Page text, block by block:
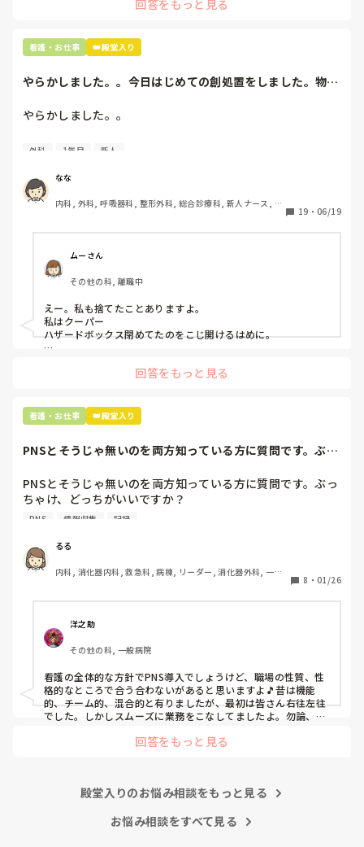
回答をもっと見る
看護・お仕事 👑殿堂入り
やらかしました。。今日はじめての創処置をしました。物品
やらかしました。。
今日はじめての創処置をしました。
ゴミと一緒に、ノリで鑷子達を捨てました。。
患者に使用した物品は使い捨て、という認識が頭の中にあっ
て…。
プリセプターに
「普通鑷子捨てる！？明らかに使い捨てて良いような安物じ
ゃないよね？」
「そんなミスした新人、あなたが初めてだよ」
と言われました。。
たしかに、よくよく考えてみれば
手術室で使った物品も全部滅菌して使いまわすし、
なんで頭回らなかったんだろう😭
市長さんは、
患者さんに迷惑かけたわけじゃないから大丈夫、
自分が情けなくて情けなくて😭
こんなバカな私をせめて笑い飛ばしてください笑
外科 1年目 新人
なな
内科, 外科, 呼吸器科, 整形外科, 総合診療科, 新人ナース, 脳
19 ・ 06/19
ムーさん
その他の科, 離職中
えー。私も捨てたことありますよ。
私はクーパー
ハザードボックス閉めてたのをこじ開けるはめに。
に出しちゃったり。(これは問題か💦)
回答をもっと見る
看護・お仕事 👑殿堂入り
PNSとそうじゃ無いのを両方知っている方に質問です。ぶっ
PNSとそうじゃ無いのを両方知っている方に質問です。ぶっ
ちゃけ、どっちがいいですか？
後、PNSを廃止しました。
私は、そのPNSを廃止した病棟からまだPNSをやっている病
棟に9月に異動してきました。
じざるを得ませんでした。
色々な病棟に入院したことのある患者さんも、「(私が異動
する前の病棟の方が)新人が患者から見てもよく動けてた
よ」と言っていました。
現病棟はPNSだけれども、結局は忙しくて、新人の面倒を見
てられず、清潔ケアや単純に点滴を繋げてくるなど、簡単な
仕事しか新人にさせていませんでした。PNSを廃止した病棟
では、イベントは必ずと言っていいほど新人に担当させて、
ることがどんどん増えていったと思っています。
朝の情報収集にも時間がかかり、結果、患者のことがわから
の意味があるのか疑問です。
PNS 情報収集 記録
るる
内科, 消化器内科, 救急科, 病棟, リーダー, 消化器外科, 一般
8 ・ 01/26
洋之助
その他の科, 一般病院
看護の全体的な方針でPNS導入でしょうけど、職場の性質、性
格的なところで合う合わないがあると思いますよ🎵昔は機能
的、チーム的、混合的と有りましたが、最初は皆さん右往左往
でした。しかしスムーズに業務をこなしてましたよ。勿論、指
と意見交換を行うべきと思いますよ🎵それに人手が足りないの
の向き合い方になると思いますよ🎵僕は昔の人間なので、昔は
いと思います。昔は患者様、スタッフ全員に目を配れる人が沢
回答をもっと見る
殿堂入りのお悩み相談をもっと見る
お悩み相談をすべて見る